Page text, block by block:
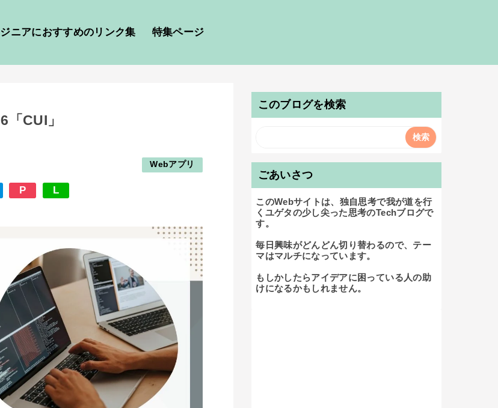
ニアにおすすめのリンク集 特集ページ
CUI」
Webアプリ
P L
このブログを検索
ごあいさつ
このWebサイトは、独自思考で我が道を行
くユゲタの少し尖った思考のTechブログで
す。
毎日興味がどんどん切り替わるので、テー
マはマルチになっています。
もしかしたらアイデアに困っている人の助
けになるかもしれません。